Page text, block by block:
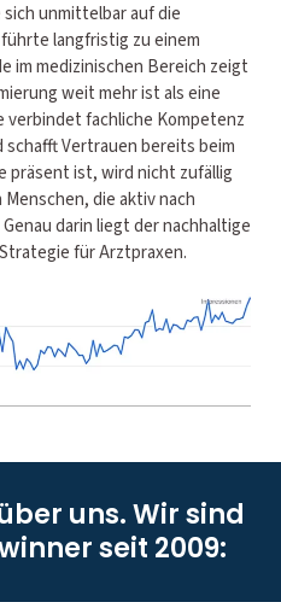
unmittelbar auf die
langfristig zu einem
im medizinischen Bereich zeigt
weit mehr ist als eine
verbindet fachliche Kompetenz
Vertrauen bereits beim
präsent ist, wird nicht zufällig
die aktiv nach
darin liegt der nachhaltige
für Arztpraxen.
uns. Wir sind
seit 2009: